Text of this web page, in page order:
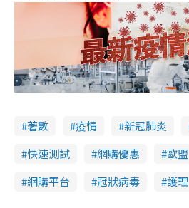
著數 疫情 新冠肺炎
快速測試
網購優惠 歐盟
網購平台
冠狀病毒 護理